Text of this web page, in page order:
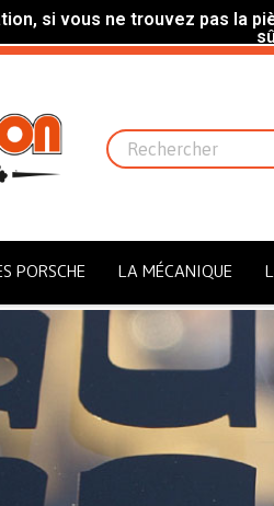
si vous ne trouvez pas la
PORSCHE LA MÉCANIQUE